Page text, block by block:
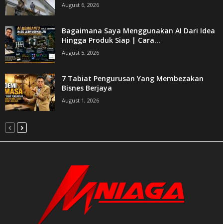
August 6, 2026
Bagaimana Saya Menggunakan AI Dari Idea
Hingga Produk Siap | Cara...
August 5, 2026
7 Tabiat Pengurusan Yang Membezakan
Bisnes Berjaya
August 1, 2026